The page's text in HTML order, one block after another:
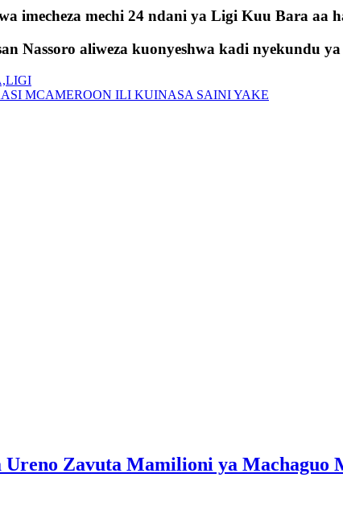
imecheza mechi 24 ndani ya Ligi Kuu Bara aa
Nassoro aliweza kuonyeshwa kadi nyekundu
MCAMEROON ILI KUINASA SAINI YAKE
Ureno Zavuta Mamilioni ya Machaguo